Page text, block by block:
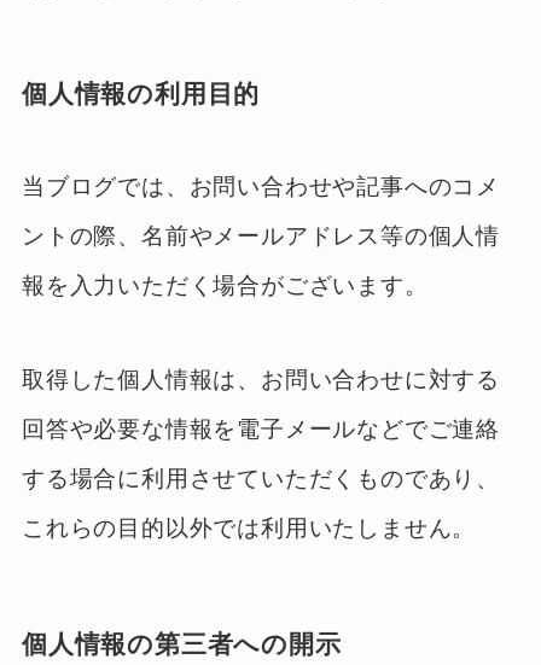
個人情報の利用目的
当ブログでは、お問い合わせや記事へのコメ
ントの際、名前やメールアドレス等の個人情
報を入力いただく場合がございます。
取得した個人情報は、お問い合わせに対する
回答や必要な情報を電子メールなどでご連絡
する場合に利用させていただくものであり、
これらの目的以外では利用いたしません。
個人情報の第三者への開示